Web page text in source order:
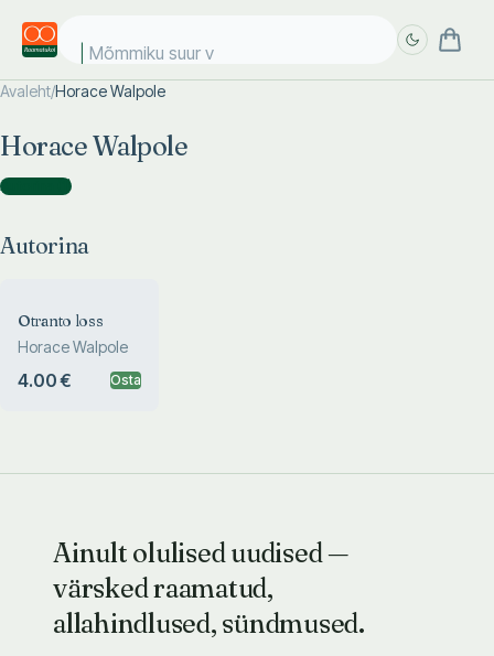
Mõmmiku suur vä
Avaleht/Horace Walpole
Horace Walpole
Autorina )
Autorina
Otranto loss
Horace Walpole
4.00 € Osta
Ainult olulised uudised —
värsked raamatud,
allahindlused, sündmused.